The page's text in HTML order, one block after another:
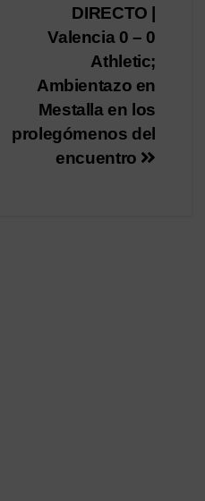
DIRECTO |
Valencia 0 – 0
Athletic;
Ambientazo en
Mestalla en los
prolegómenos del
encuentro